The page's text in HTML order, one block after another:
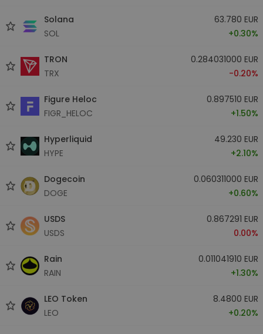
Solana
SOL
63.780 EUR
+0.30%
TRON
TRX
0.284031000 EUR
-0.20%
Figure Heloc
FIGR_HELOC
0.897510 EUR
+1.50%
Hyperliquid
HYPE
49.230 EUR
+2.10%
Dogecoin
DOGE
0.060311000 EUR
+0.60%
USDS
USDS
0.867291 EUR
0.00%
Rain
RAIN
0.011041910 EUR
+1.30%
LEO Token
LEO
8.4800 EUR
+0.20%